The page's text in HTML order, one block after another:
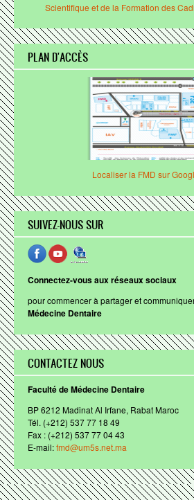
BIBLIOTHÈQUE
Présentation
Fonds documentaire
VIE ESTUDIANTINE
Médecine Dentaire de Rabat
Association des Dentistes Internes et
Rabat
Association des Lauréats
ENACTUS
Bureau des Etudiants
Calendrier des vacances
WEB JOURNAL DU DENTISTE
Scientifique et de la Formation des
PLAN D'ACCÈS
Localiser la FMD sur
SUIVEZ-NOUS SUR
Connectez-vous aux réseaux sociaux
pourcommencerà partageret
Médecine Dentaire
CONTACTEZ NOUS
Faculté de Médecine Dentaire
BP 6212 MadinatAl Irfane, RabatMaroc
Tél. (+212) 537 77 18 49
Fax : (+212) 537 77 04 43
E-mail:fmd@um5s.net.ma